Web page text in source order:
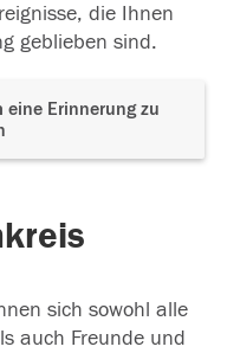
die Ihnen
geblieben sind.
Erinnerung zu
sich sowohl alle
auch Freunde und